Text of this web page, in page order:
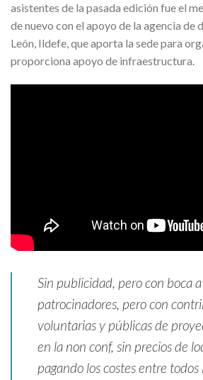
asistentes de la pasada edición fue el
de nuevo con el apoyo de la agencia de
León, Ildefe, que aporta la sede para
proporciona apoyo de infraestructura.
Sin publicidad, pero con boca
patrocinadores, pero con
voluntarias y públicas de
en la non conf, sin precios de
pagando los costes entre todos